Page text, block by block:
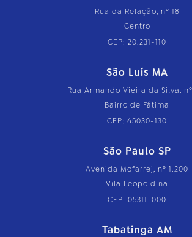
Rua da Relação, nº 18
Centro
CEP: 20.231-110
São Luís MA
Rua Armando Vieira da Silva, nº
Bairro de Fátima
CEP: 65030-130
São Paulo SP
Avenida Mofarrej, nº 1.200
Vila Leopoldina
CEP: 05311-000
Tabatinga AM